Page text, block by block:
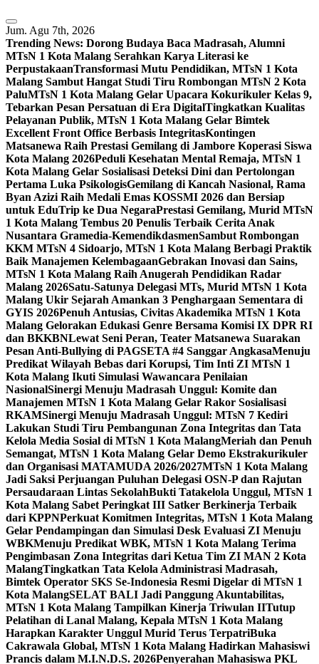
Jum. Agu 7th, 2026
Trending News: Dorong Budaya Baca Madrasah, Alumni
MTsN 1 Kota Malang Serahkan Karya Literasi ke
PerpustakaanTransformasi Mutu Pendidikan, MTsN 1 Kota
Malang Sambut Hangat Studi Tiru Rombongan MTsN 2 Kota
PaluMTsN 1 Kota Malang Gelar Upacara Kokurikuler Kelas 9,
Tebarkan Pesan Persatuan di Era DigitalTingkatkan Kualitas
Pelayanan Publik, MTsN 1 Kota Malang Gelar Bimtek
Excellent Front Office Berbasis IntegritasKontingen
Matsanewa Raih Prestasi Gemilang di Jambore Koperasi Siswa
Kota Malang 2026Peduli Kesehatan Mental Remaja, MTsN 1
Kota Malang Gelar Sosialisasi Deteksi Dini dan Pertolongan
Pertama Luka PsikologisGemilang di Kancah Nasional, Rama
Byan Azizi Raih Medali Emas KOSSMI 2026 dan Bersiap
untuk EduTrip ke Dua NegaraPrestasi Gemilang, Murid MTsN
1 Kota Malang Tembus 20 Penulis Terbaik Cerita Anak
Nusantara Gramedia-KemendikdasmenSambut Rombongan
KKM MTsN 4 Sidoarjo, MTsN 1 Kota Malang Berbagi Praktik
Baik Manajemen KelembagaanGebrakan Inovasi dan Sains,
MTsN 1 Kota Malang Raih Anugerah Pendidikan Radar
Malang 2026Satu-Satunya Delegasi MTs, Murid MTsN 1 Kota
Malang Ukir Sejarah Amankan 3 Penghargaan Sementara di
GYIS 2026Penuh Antusias, Civitas Akademika MTsN 1 Kota
Malang Gelorakan Edukasi Genre Bersama Komisi IX DPR RI
dan BKKBNLewat Seni Peran, Teater Matsanewa Suarakan
Pesan Anti-Bullying di PAGSETA #4 Sanggar AngkasaMenuju
Predikat Wilayah Bebas dari Korupsi, Tim Inti ZI MTsN 1
Kota Malang Ikuti Simulasi Wawancara Penilaian
NasionalSinergi Menuju Madrasah Unggul: Komite dan
Manajemen MTsN 1 Kota Malang Gelar Rakor Sosialisasi
RKAMSinergi Menuju Madrasah Unggul: MTsN 7 Kediri
Lakukan Studi Tiru Pembangunan Zona Integritas dan Tata
Kelola Media Sosial di MTsN 1 Kota MalangMeriah dan Penuh
Semangat, MTsN 1 Kota Malang Gelar Demo Ekstrakurikuler
dan Organisasi MATAMUDA 2026/2027MTsN 1 Kota Malang
Jadi Saksi Perjuangan Puluhan Delegasi OSN-P dan Rajutan
Persaudaraan Lintas SekolahBukti Tatakelola Unggul, MTsN 1
Kota Malang Sabet Peringkat III Satker Berkinerja Terbaik
dari KPPNPerkuat Komitmen Integritas, MTsN 1 Kota Malang
Gelar Pendampingan dan Simulasi Desk Evaluasi ZI Menuju
WBKMenuju Predikat WBK, MTsN 1 Kota Malang Terima
Pengimbasan Zona Integritas dari Ketua Tim ZI MAN 2 Kota
MalangTingkatkan Tata Kelola Administrasi Madrasah,
Bimtek Operator SKS Se-Indonesia Resmi Digelar di MTsN 1
Kota MalangSELAT BALI Jadi Panggung Akuntabilitas,
MTsN 1 Kota Malang Tampilkan Kinerja Triwulan IITutup
Pelatihan di Lanal Malang, Kepala MTsN 1 Kota Malang
Harapkan Karakter Unggul Murid Terus TerpatriBuka
Cakrawala Global, MTsN 1 Kota Malang Hadirkan Mahasiswi
Prancis dalam M.I.N.D.S. 2026Penyerahan Mahasiswa PKL